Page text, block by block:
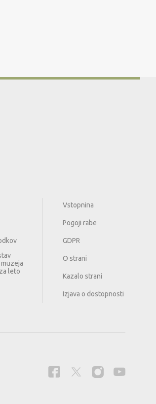
leto
Vstopnina
Pogoji rabe
GDPR
O strani
Kazalo strani
Izjava o dostopnosti